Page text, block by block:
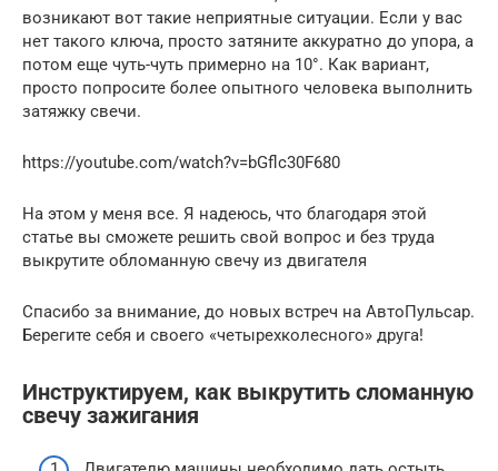
возникают вот такие неприятные ситуации. Если у вас
нет такого ключа, просто затяните аккуратно до упора, а
потом еще чуть-чуть примерно на 10°. Как вариант,
просто попросите более опытного человека выполнить
затяжку свечи.
https://youtube.com/watch?v=bGflc30F680
На этом у меня все. Я надеюсь, что благодаря этой
статье вы сможете решить свой вопрос и без труда
выкрутите обломанную свечу из двигателя
Спасибо за внимание, до новых встреч на АвтоПульсар.
Берегите себя и своего «четырехколесного» друга!
Инструктируем, как выкрутить сломанную
свечу зажигания